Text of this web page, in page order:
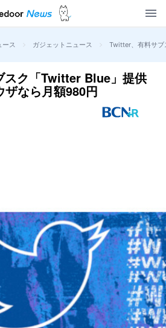
ース > ガジェットニュース > Twitter、有料サ
ク「Twitter Blue」提供
なら月額980円